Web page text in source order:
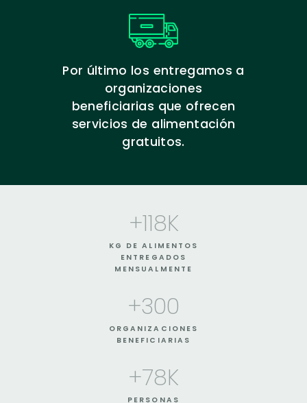
Por último los entregamos a
organizaciones
beneficiarias que ofrecen
servicios de alimentación
gratuitos.
+118K
KG DE ALIMENTOS
ENTREGADOS
MENSUALMENTE
+300
ORGANIZACIONES
BENEFICIARIAS
+78K
PERSONAS